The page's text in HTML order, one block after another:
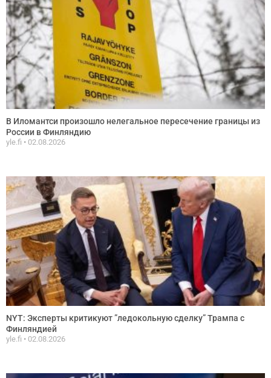
В Иломантси произошло нелегальное пересечение границы из
России в Финляндию
yle.fi 02.08.2026
NYT: Эксперты критикуют ”ледокольную сделку” Трампа с
Финляндией
yle.fi 02.08.2026